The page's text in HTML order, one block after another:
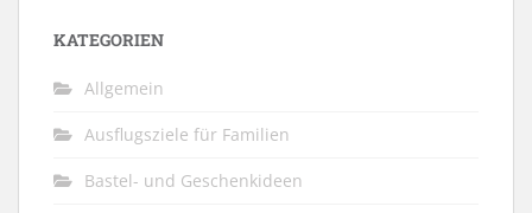
KATEGORIEN
Allgemein
Ausflugsziele für Familien
Bastel- und Geschenkideen